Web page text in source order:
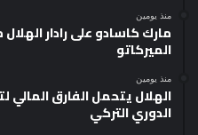
منذ يومين
مارك كاسادو على رادار
الميركاتو
منذ يومين
الهلال يتحمل الفارق المالي
الدوري التركي